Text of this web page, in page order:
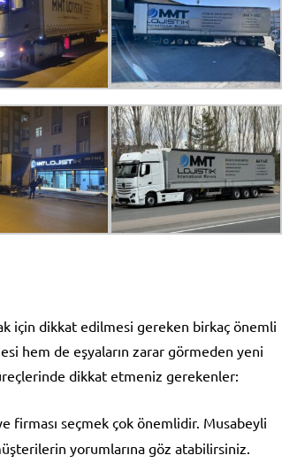
için dikkat edilmesi gereken birkaç önemli
hem de eşyaların zarar görmeden yeni
dikkat etmeniz gerekenler:
firması seçmek çok önemlidir. Musabeyli
yorumlarına göz atabilirsiniz.